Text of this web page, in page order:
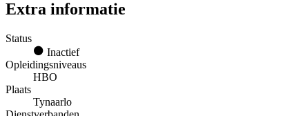
Extra informatie
Status
Inactief
Opleidingsniveaus
HBO
Plaats
Tynaarlo